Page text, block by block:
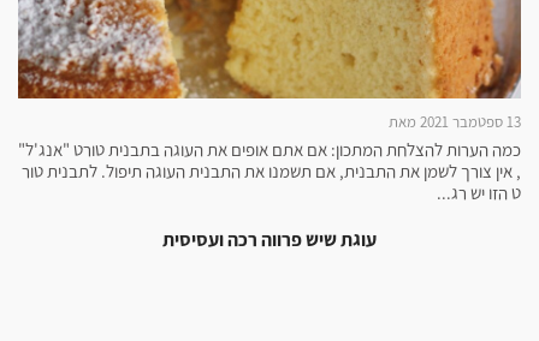
13 ספטמבר 2021 מאת
כמה הערות להצלחת המתכון: אם אתם אופים את העוגה בתבנית טורט "אנג'ל"
, אין צורך לשמן את התבנית, אם תשמנו את התבנית העוגה תיפול. לתבנית טור
ט הזו יש רג...
עוגת שיש פרווה רכה ועסיסית